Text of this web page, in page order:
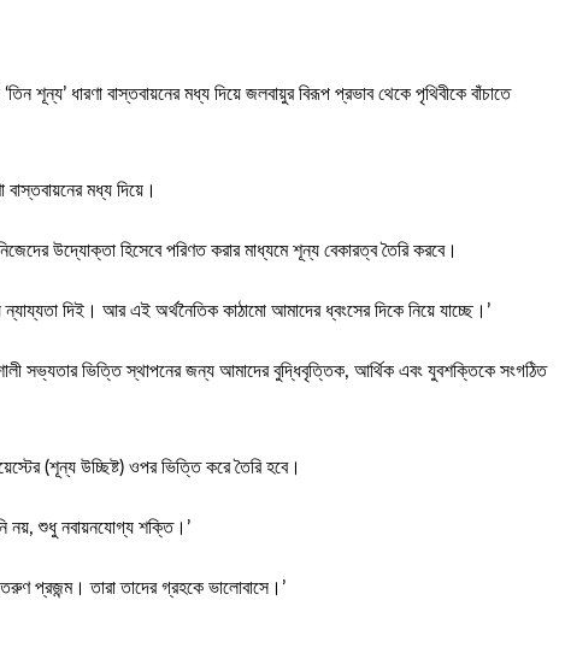
শূন্য’ ধারণা বাস্তবায়নের মধ্য দিয়ে জলবায়ুর বিরূপ প্রভাব থেকে পৃথিবীকে বাঁচাতে
মধ্য দিয়ে।
উদ্যোক্তা হিসেবে পরিণত করার মাধ্যমে শূন্য বেকারত্ব তৈরি করবে।
দিই। আর এই অর্থনৈতিক কাঠামো আমাদের ধ্বংসের দিকে নিয়ে যাচ্ছে।’
সভ্যতার ভিত্তি স্থাপনের জন্য আমাদের বুদ্ধিবৃত্তিক, আর্থিক এবং যুবশক্তিকে সংগঠিত
(শূন্য উচ্ছিষ্ট) ওপর ভিত্তি করে তৈরি হবে।
নয়, শুধু নবায়নযোগ্য শক্তি।’
প্রজন্ম। তারা তাদের গ্রহকে ভালোবাসে।’